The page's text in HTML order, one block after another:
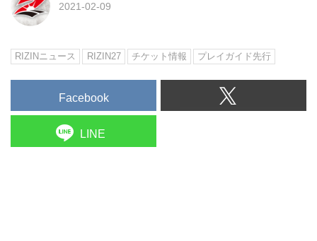
2021-02-09
RIZINニュース RIZIN27 チケット情報 プレイガイド先行
Facebook
LINE